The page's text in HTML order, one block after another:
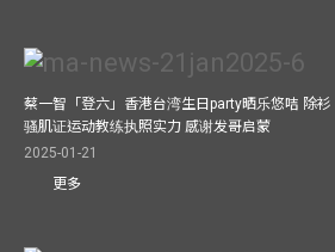
蔡一智「登六」香港台湾生日party晒乐悠咭 除衫
骚肌证运动教练执照实力 感谢发哥启蒙
2025-01-21
更多